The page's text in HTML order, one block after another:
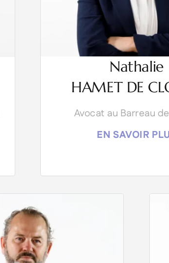
Nathalie
HAMET DE
Avocat au Barreau de
EN SAVOIR